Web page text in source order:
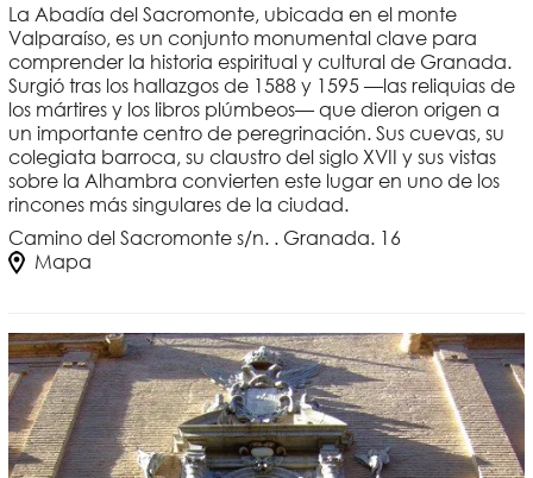
La Abadía del Sacromonte, ubicada en el monte
Valparaíso, es un conjunto monumental clave para
comprender la historia espiritual y cultural de Granada.
Surgió tras los hallazgos de 1588 y 1595 —las reliquias de
los mártires y los libros plúmbeos— que dieron origen a
un importante centro de peregrinación. Sus cuevas, su
colegiata barroca, su claustro del siglo XVII y sus vistas
sobre la Alhambra convierten este lugar en uno de los
rincones más singulares de la ciudad.
Camino del Sacromonte s/n. . Granada. 16
Mapa